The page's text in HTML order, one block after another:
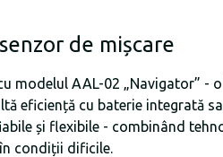
de mișcare
modelul AAL-02 „Navigator” -
eficiență cu baterie integrată
și flexibile - combinând
condiții dificile.